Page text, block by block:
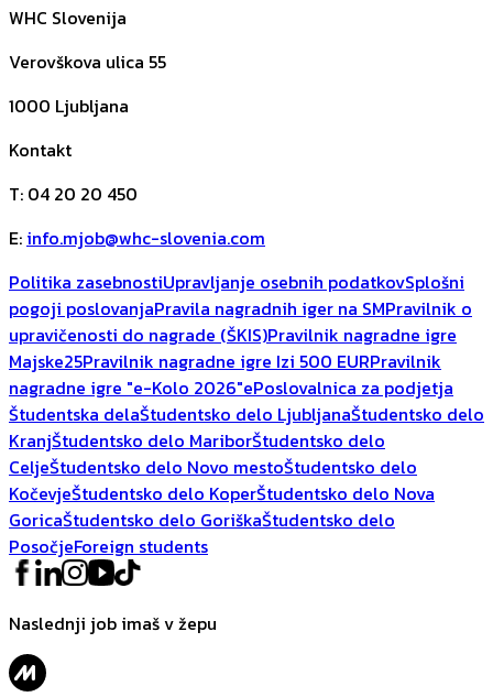
WHC Slovenija
Verovškova ulica 55
1000 Ljubljana
Kontakt
T: 04 20 20 450
E: info.mjob@whc-slovenia.com
Politika zasebnostiUpravljanje osebnih podatkovSplošni
pogoji poslovanjaPravila nagradnih iger na SMPravilnik o
upravičenosti do nagrade (ŠKIS)Pravilnik nagradne igre
Majske25Pravilnik nagradne igre Izi 500 EURPravilnik
nagradne igre "e-Kolo 2026"ePoslovalnica za podjetja
Študentska delaŠtudentsko delo LjubljanaŠtudentsko delo
KranjŠtudentsko delo MariborŠtudentsko delo
CeljeŠtudentsko delo Novo mestoŠtudentsko delo
KočevjeŠtudentsko delo KoperŠtudentsko delo Nova
GoricaŠtudentsko delo GoriškaŠtudentsko delo
PosočjeForeign students
Naslednji job imaš v žepu